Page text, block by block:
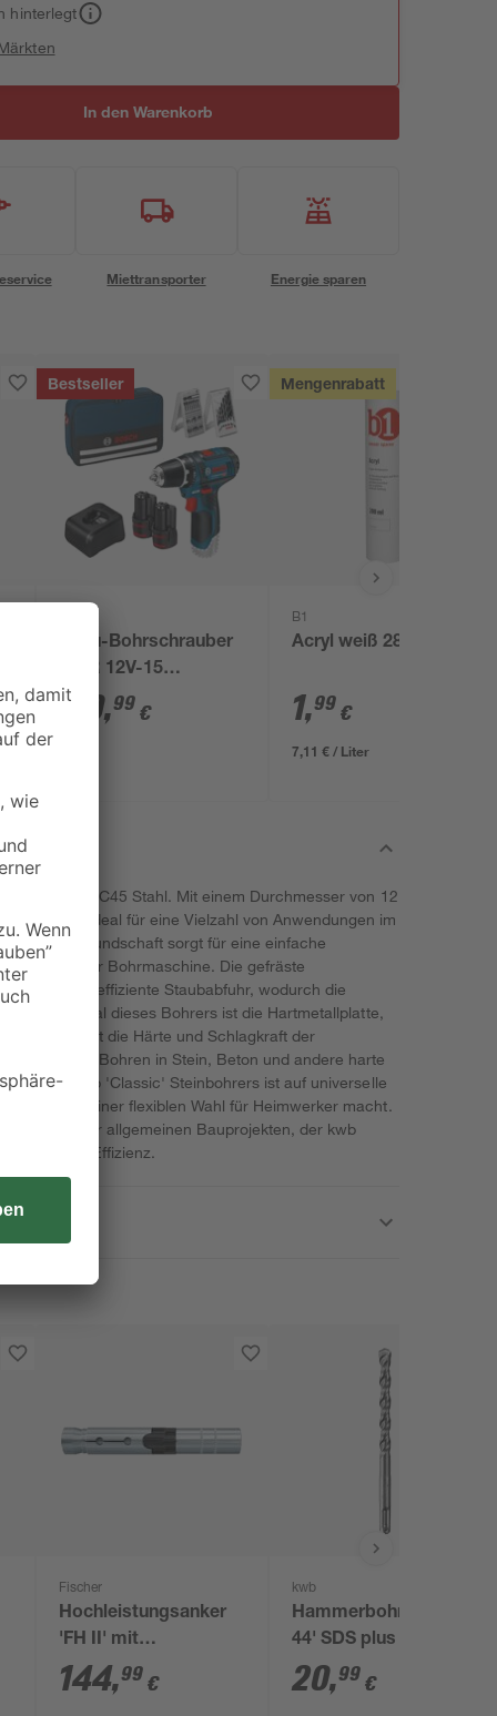
hinterlegt
In den Warenkorb
Miettransporter Energie sparen
Bestseller
Akku-Bohrschrauber
'GSR 12V-15
Professional' mit 2
Akkus, Tasche und
119,99 €
Mengenrabatt
B1
Acryl weiß 280 ml
1,99 €
7,11 € / Liter
aus C45 Stahl. Mit einem Durchmesser von 12
mm ist er ideal für eine Vielzahl von Anwendungen im
Der Rundschaft sorgt für eine einfache
in der Bohrmaschine. Die gefräste
eine effiziente Staubabfuhr, wodurch die
Merkmal dieses Bohrers ist die Hartmetallplatte,
Platte erhöht die Härte und Schlagkraft der
schnelles Bohren in Stein, Beton und andere harte
des kwb 'Classic' Steinbohrers ist auf universelle
ihn zu einer flexiblen Wahl für Heimwerker macht.
oder allgemeinen Bauprojekten, der kwb
und Effizienz.
Fischer
Hochleistungsanker
'FH II' mit
Innengewinde M8 Ø
12 x 77,5 mm 25
144,99 €
kwb
Hammerbohrer 'HB
44' SDS plus Ø 16 x
210 mm
20,99 €